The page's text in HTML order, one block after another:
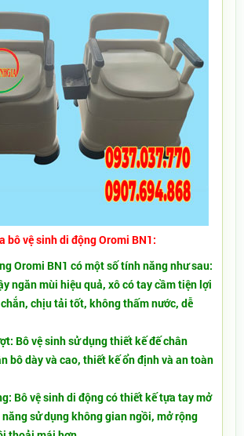
bô vệ sinh di động Oromi BN1:
Oromi BN1 có một số tính năng như sau:
ngăn mùi hiệu quả, xô có tay cầm tiện lợi
chịu tải tốt, không thấm nước, dễ
Bô vệ sinh sử dụng thiết kế đế chân
bô dày và cao, thiết kế ổn định và an toàn
Bô vệ sinh di động có thiết kế tựa tay mở
sử dụng không gian ngồi, mở rộng